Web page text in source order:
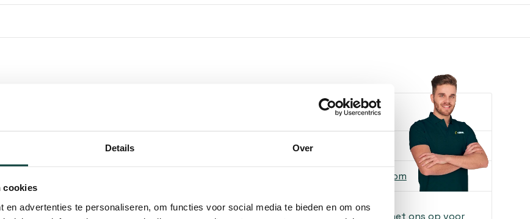
Details Over
cookies
en advertenties te personaliseren, om functies voor social media te bieden en om ons
van hoeken in
roestvrijstalen
tegen
als
Kunnen we je helpen?
info@heebra.com
Hovenier of klusbedrijf? Neem contact met ons op voor